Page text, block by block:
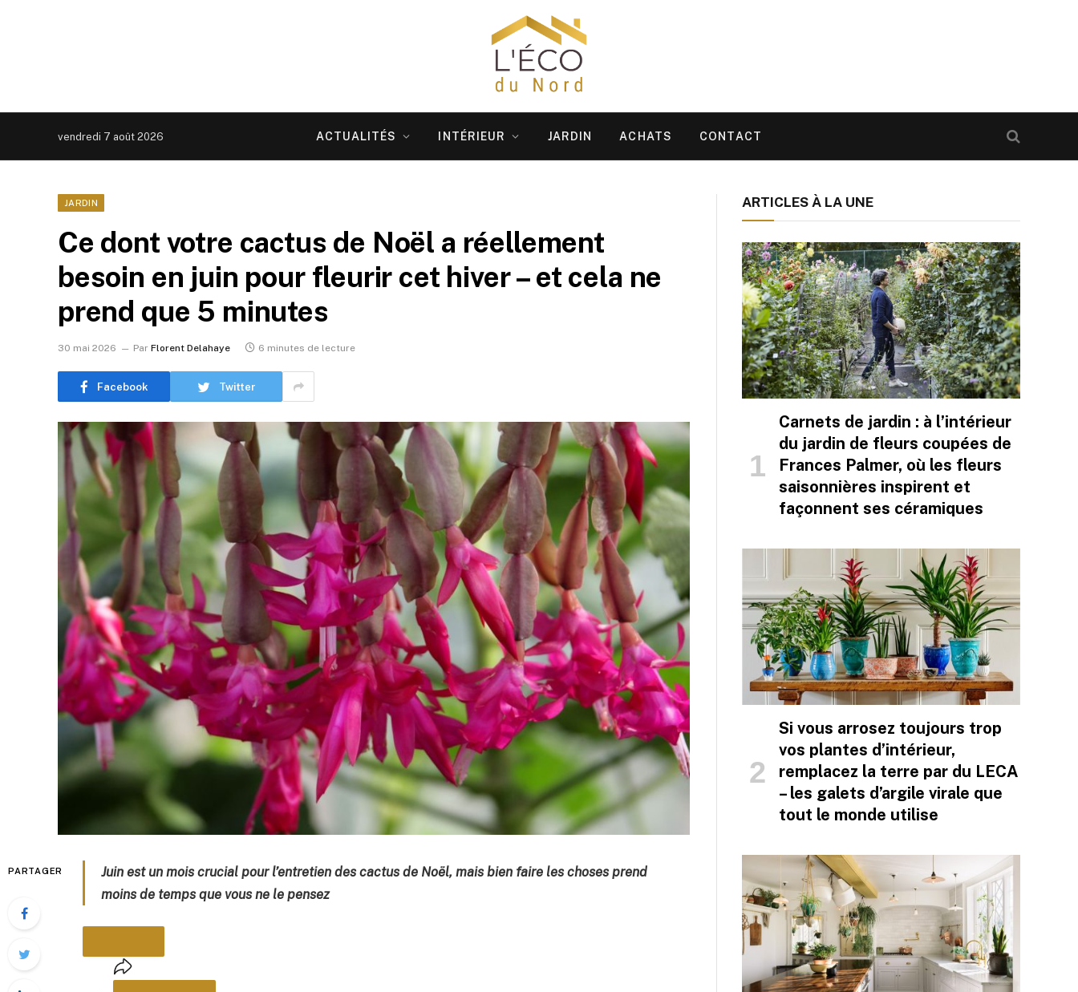
vendredi 7 août 2026 ACTUALITÉS INTÉRIEUR JARDIN ACHATS CONTACT
JARDIN
Ce dont votre cactus de Noël a réellement
besoin en juin pour fleurir cet hiver – et cela ne
prend que 5 minutes
30 mai 2026 Par Florent Delahaye 6 minutes de lecture
Facebook Twitter
PARTAGER
Juin est un mois crucial pour l’entretien des cactus de Noël, mais bien faire les choses prend
moins de temps que vous ne le pensez
ARTICLES À LA UNE
Carnets de jardin : à l’intérieur
du jardin de fleurs coupées de
Frances Palmer, où les fleurs
saisonnières inspirent et
façonnent ses céramiques
Si vous arrosez toujours trop
vos plantes d’intérieur,
remplacez la terre par du LECA
– les galets d’argile virale que
tout le monde utilise